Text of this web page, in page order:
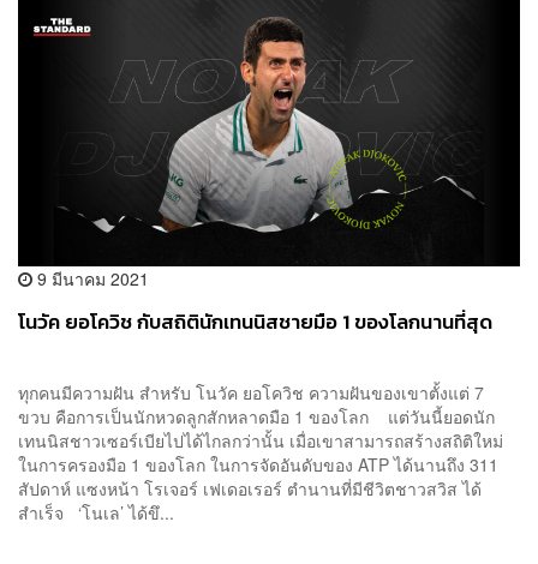
9 มีนาคม 2021
โนวัค ยอโควิช กับสถิตินักเทนนิสชายมือ 1 ของโลกนานที่สุด
ทุกคนมีความฝัน สำหรับ โนวัค ยอโควิช ความฝันของเขาตั้งแต่ 7
ขวบ คือการเป็นนักหวดลูกสักหลาดมือ 1 ของโลก แต่วันนี้ยอดนัก
เทนนิสชาวเซอร์เบียไปได้ไกลกว่านั้น เมื่อเขาสามารถสร้างสถิติใหม่
ในการครองมือ 1 ของโลก ในการจัดอันดับของ ATP ได้นานถึง 311
สัปดาห์ แซงหน้า โรเจอร์ เฟเดอเรอร์ ตำนานที่มีชีวิตชาวสวิส ได้
สำเร็จ ‘โนเล’ ได้ขึ...